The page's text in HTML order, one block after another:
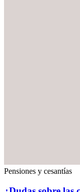
Pensiones y cesantías